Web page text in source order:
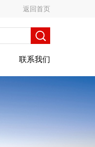
返回首页
联系我们